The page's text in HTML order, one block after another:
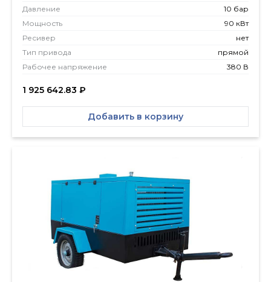
Давление
10 бар
Мощность
90 кВт
Ресивер
нет
Тип привода
прямой
Рабочее напряжение
380 В
1 925 642.83 ₽
Добавить в корзину